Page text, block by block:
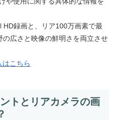
録画と、リア100万画素で最
の広さと映像の鮮明さを両立させ
こちら
トとリアカメラの画